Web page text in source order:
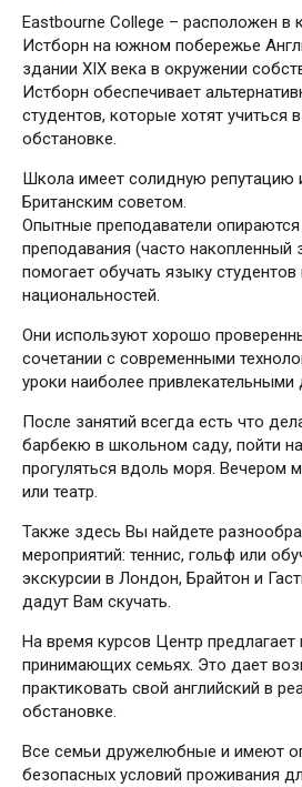
Eastbourne College – расположен в
Истборн на южном побережье
здании XIX века в окружении
Истборн обеспечивает
студентов, которые хотят учиться
обстановке.
Школа имеет солидную репутацию
Британским советом.
Опытные преподаватели
преподавания (часто накопленный
помогает обучать языку студентов
национальностей.
Они используют хорошо
сочетании с современными
уроки наиболее привлекательными
После занятий всегда есть что
барбекю в школьном саду, пойти
прогуляться вдоль моря. Вечером
или театр.
Также здесь Вы найдете
мероприятий: теннис, гольф или
экскурсии в Лондон, Брайтон и
дадут Вам скучать.
На время курсов Центр предлагает
принимающих семьях. Это дает
практиковать свой английский в
обстановке.
Все семьи дружелюбные и имеют
безопасных условий проживания